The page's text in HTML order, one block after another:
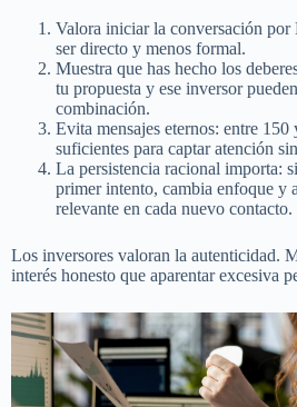
Valora iniciar la conversación
ser directo y menos formal.
Muestra que has hecho los
tu propuesta y ese inversor
combinación.
Evita mensajes eternos: entre 150
suficientes para captar atención
La persistencia racional importa:
primer intento, cambia enfoque y
relevante en cada nuevo contacto.
Los inversores valoran la autenticidad.
interés honesto que aparentar excesiva